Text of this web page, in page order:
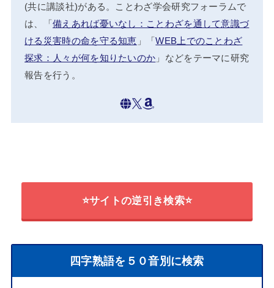
(共に講談社)がある。ことわざ学会研究フォーラムで
は、「備えあれば憂いなし：ことわざを通して意識づ
ける災害時の命を守る知恵 」「WEB上でのことわざ
探求：人々が何を知りたいのか 」などをテーマに研究
報告を行う。
⭐サイトの逆引き検索⭐
四字熟語を５０音別に検索